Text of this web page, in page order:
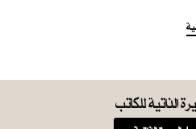
الذاتية للكاتب